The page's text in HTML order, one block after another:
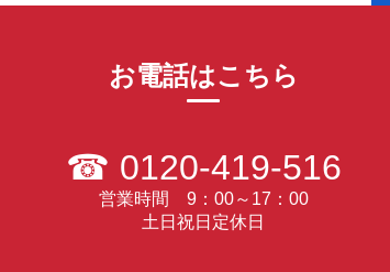
お電話はこちら
☎ 0120-419-516
営業時間 9：00～17：00
土日祝日定休日